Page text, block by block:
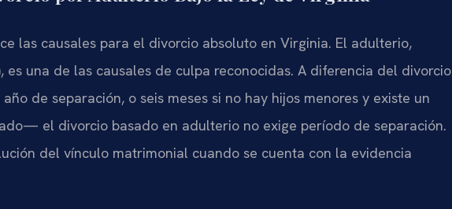
las causales para el divorcio absoluto en Virginia. El adulterio,
es una de las causales de culpa reconocidas. A diferencia del divorcio
de separación, o seis meses si no hay hijos menores y existe un
el divorcio basado en adulterio no exige período de separación.
del vínculo matrimonial cuando se cuenta con la evidencia